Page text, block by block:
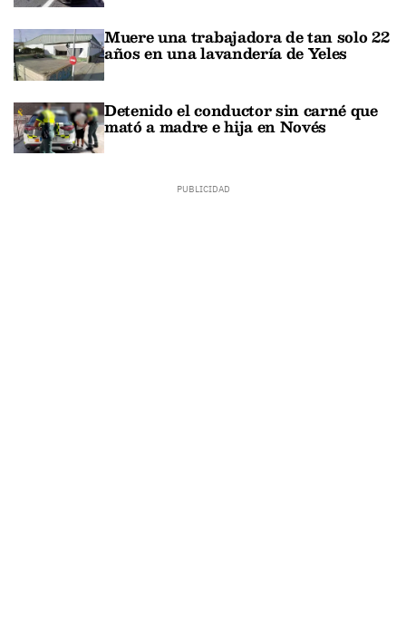
Muere una trabajadora de tan solo 22
años en una lavandería de Yeles
Detenido el conductor sin carné que
mató a madre e hija en Novés